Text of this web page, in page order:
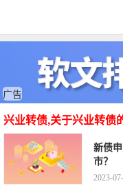
广告
兴业转债,关于兴业转债
新债
市？
2023-